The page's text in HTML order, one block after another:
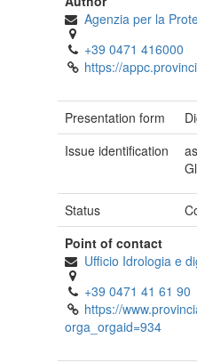
Agenzia per la
+39 0471 416000
https://
Presentation form
Issue identification
Status
Point of contact
Ufficio Idrologia e
+39 0471 41 61 90
https://
orga_orgaid=934